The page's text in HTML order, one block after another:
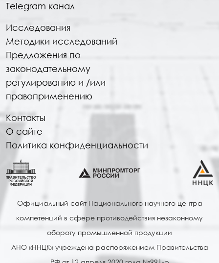
Telegram канал
Исследования
Методики исследований
Предложения по
законодательному
регулированию и /или
правоприменению
Контакты
О сайте
Политика конфиденциальности
Официальный сайт Национального научного центра
компетенций в сфере противодействия незаконному
обороту промышленной продукции
АНО «ННЦК» учреждена распоряжением Правительства